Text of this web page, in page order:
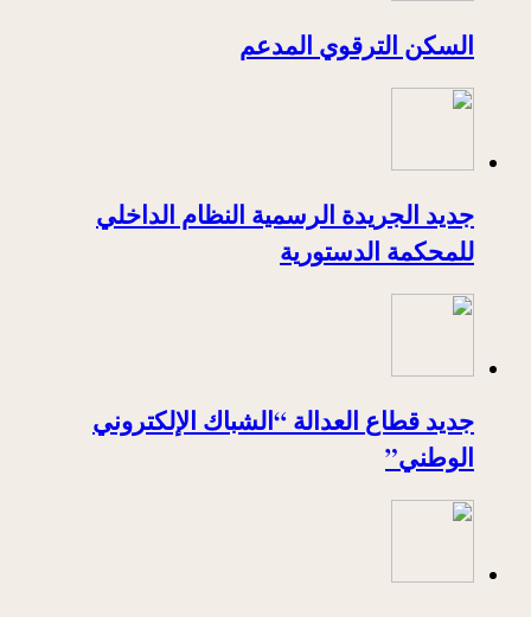
السكن الترقوي المدعم
جديد الجريدة الرسمية النظام الداخلي
للمحكمة الدستورية
جديد قطاع العدالة “الشباك الإلكتروني
الوطني”